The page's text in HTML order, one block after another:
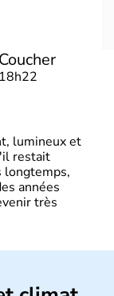
Coucher
18h22
lumineux et
restait
longtemps,
années
très